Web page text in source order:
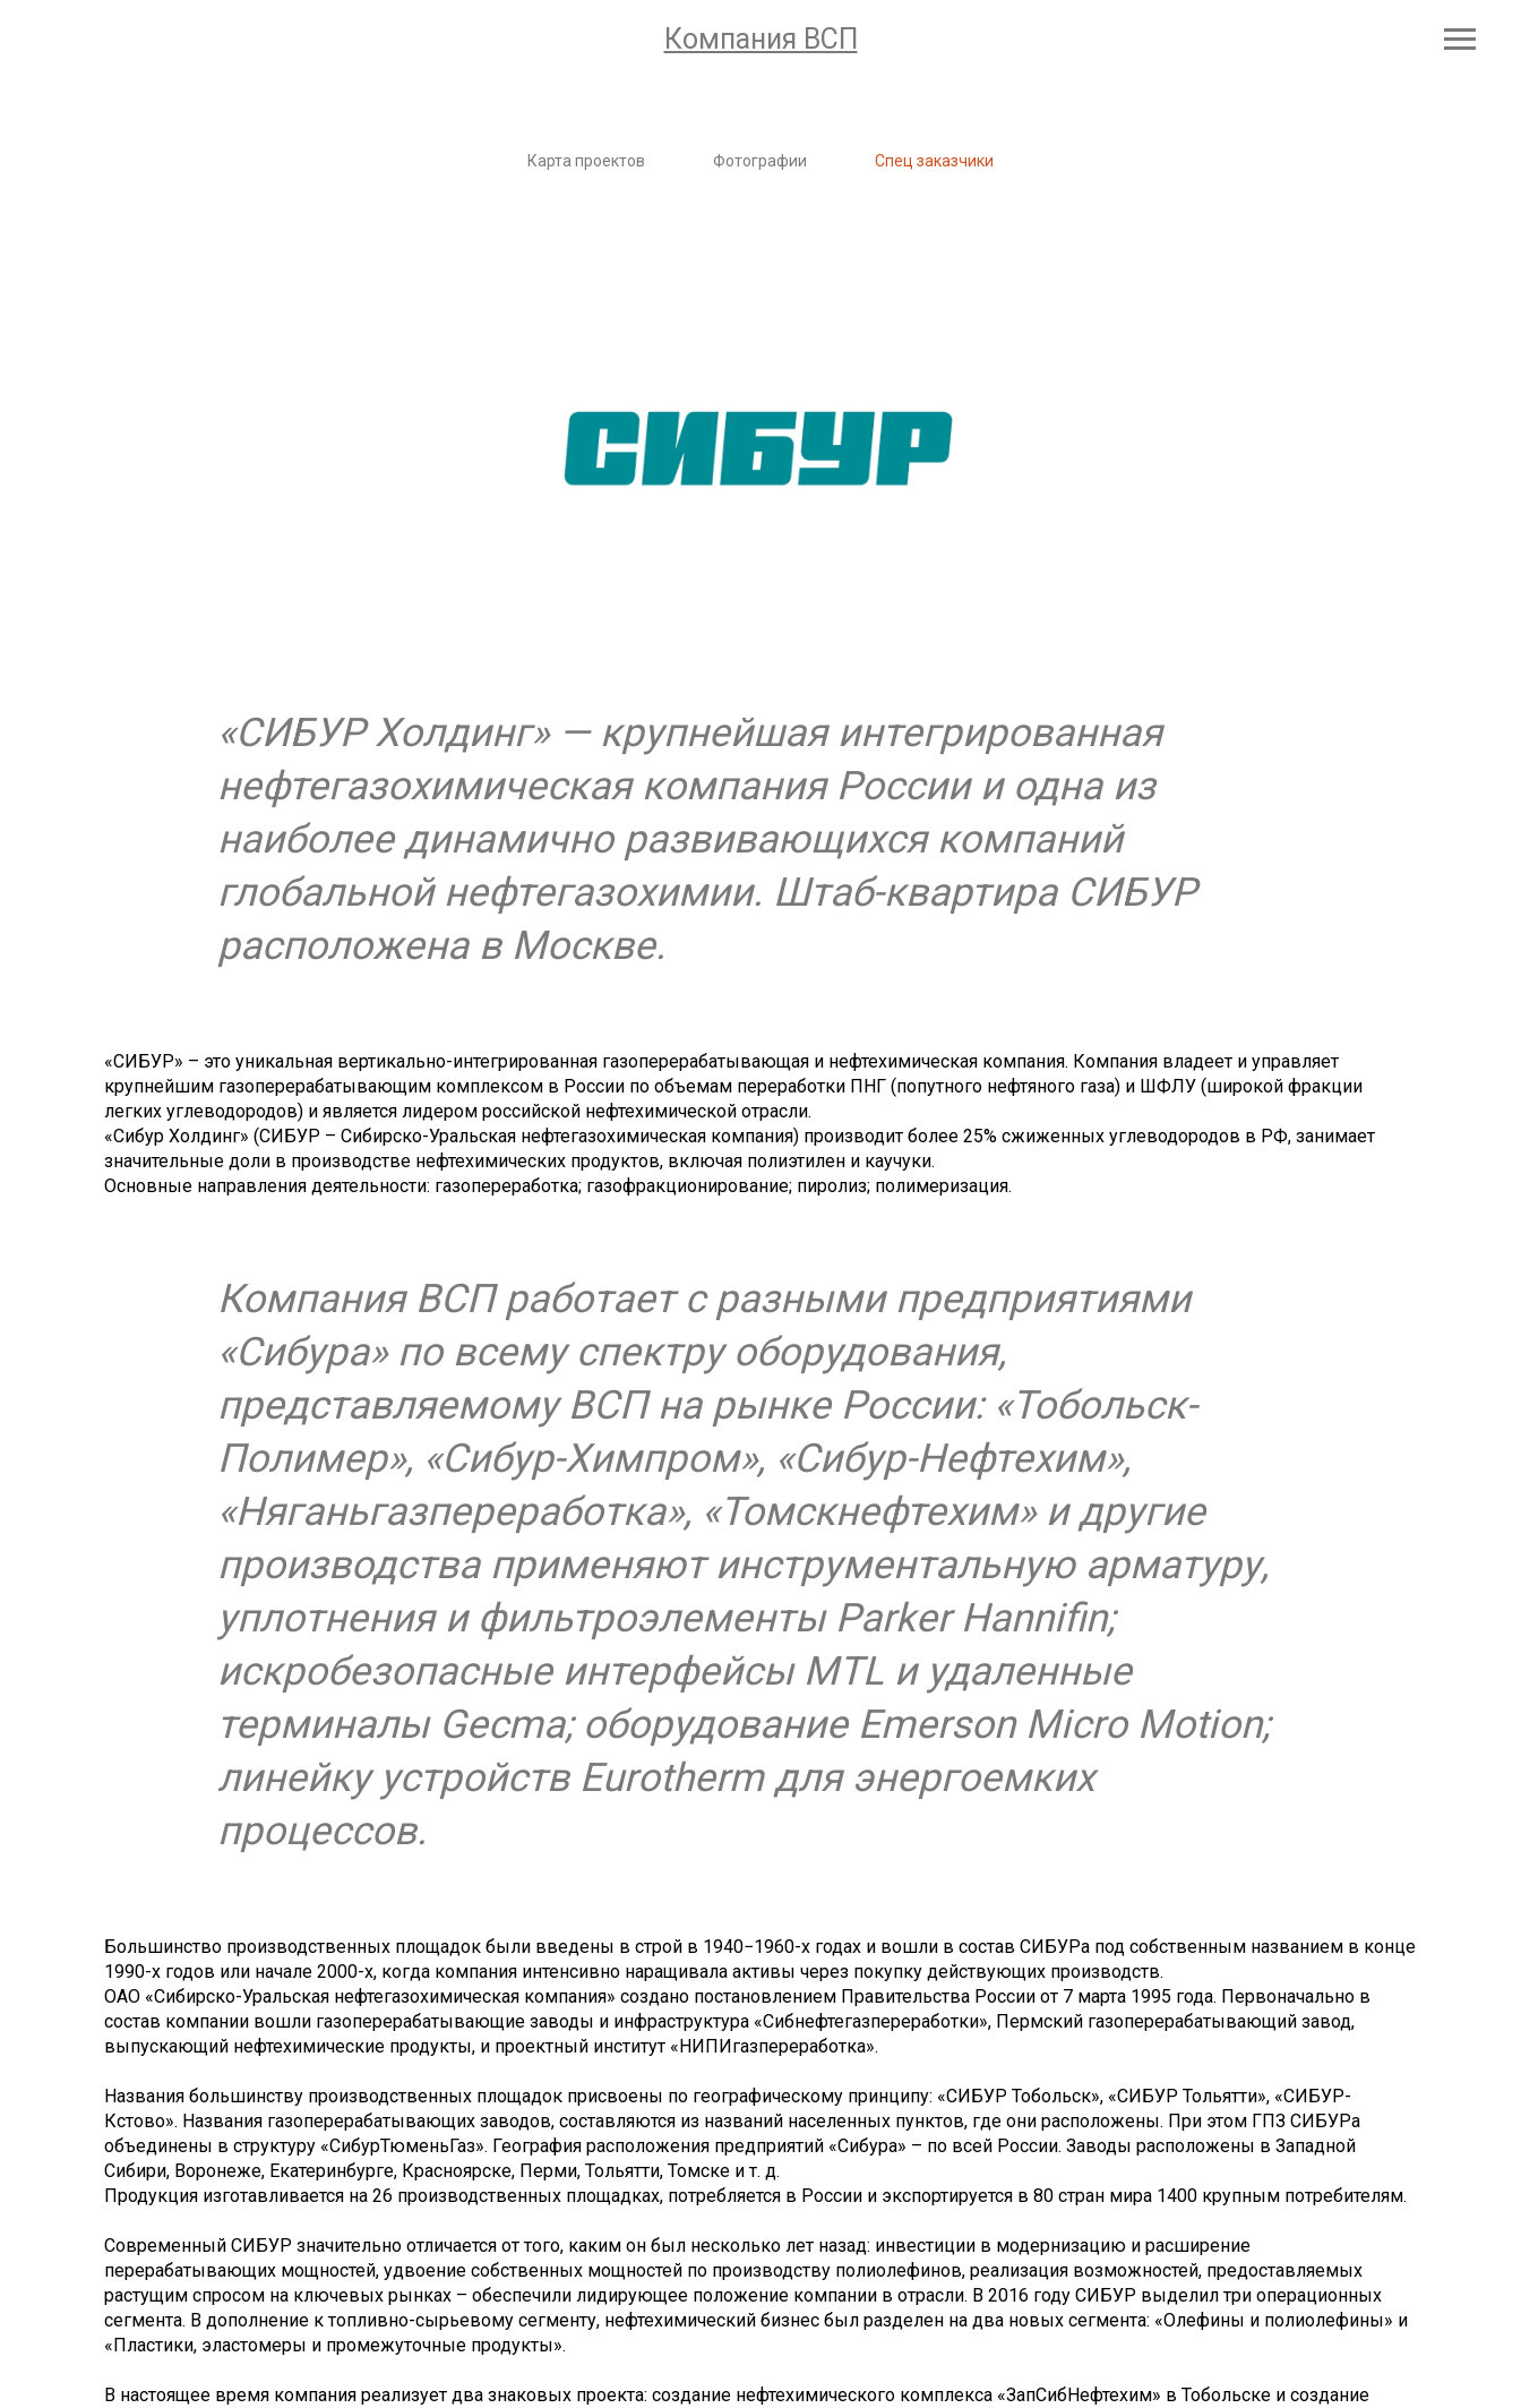
Компания ВСП
Карта проектов Фотографии Спец заказчики
«СИБУР Холдинг» — крупнейшая интегрированная
нефтегазохимическая компания России и одна из
наиболее динамично развивающихся компаний
глобальной нефтегазохимии. Штаб-квартира СИБУР
расположена в Москве.
«СИБУР» – это уникальная вертикально-интегрированная газоперерабатывающая и нефтехимическая компания. Компания владеет и управляет
крупнейшим газоперерабатывающим комплексом в России по объемам переработки ПНГ (попутного нефтяного газа) и ШФЛУ (широкой фракции
легких углеводородов) и является лидером российской нефтехимической отрасли.
«Сибур Холдинг» (СИБУР – Сибирско-Уральская нефтегазохимическая компания) производит более 25% сжиженных углеводородов в РФ, занимает
значительные доли в производстве нефтехимических продуктов, включая полиэтилен и каучуки.
Основные направления деятельности: газопереработка; газофракционирование; пиролиз; полимеризация.
Компания ВСП работает с разными предприятиями
«Сибура» по всему спектру оборудования,
представляемому ВСП на рынке России: «Тобольск-
Полимер», «Сибур-Химпром», «Сибур-Нефтехим»,
«Няганьгазпереработка», «Томскнефтехим» и другие
производства применяют инструментальную арматуру,
уплотнения и фильтроэлементы Parker Hannifin;
искробезопасные интерфейсы MTL и удаленные
терминалы Gecma; оборудование Emerson Micro Motion;
линейку устройств Eurotherm для энергоемких
процессов.
Большинство производственных площадок были введены в строй в 1940−1960-х годах и вошли в состав СИБУРа под собственным названием в конце
1990-х годов или начале 2000-х, когда компания интенсивно наращивала активы через покупку действующих производств.
ОАО «Сибирско-Уральская нефтегазохимическая компания» создано постановлением Правительства России от 7 марта 1995 года. Первоначально в
состав компании вошли газоперерабатывающие заводы и инфраструктура «Сибнефтегазпереработки», Пермский газоперерабатывающий завод,
выпускающий нефтехимические продукты, и проектный институт «НИПИгазпереработка».
Названия большинству производственных площадок присвоены по географическому принципу: «СИБУР Тобольск», «СИБУР Тольятти», «СИБУР-
Кстово». Названия газоперерабатывающих заводов, составляются из названий населенных пунктов, где они расположены. При этом ГПЗ СИБУРа
объединены в структуру «СибурТюменьГаз». География расположения предприятий «Сибура» – по всей России. Заводы расположены в Западной
Сибири, Воронеже, Екатеринбурге, Красноярске, Перми, Тольятти, Томске и т. д.
Продукция изготавливается на 26 производственных площадках, потребляется в России и экспортируется в 80 стран мира 1400 крупным потребителям.
Современный СИБУР значительно отличается от того, каким он был несколько лет назад: инвестиции в модернизацию и расширение
перерабатывающих мощностей, удвоение собственных мощностей по производству полиолефинов, реализация возможностей, предоставляемых
растущим спросом на ключевых рынках – обеспечили лидирующее положение компании в отрасли. В 2016 году СИБУР выделил три операционных
сегмента. В дополнение к топливно-сырьевому сегменту, нефтехимический бизнес был разделен на два новых сегмента: «Олефины и полиолефины» и
«Пластики, эластомеры и промежуточные продукты».
В настоящее время компания реализует два знаковых проекта: создание нефтехимического комплекса «ЗапСибНефтехим» в Тобольске и создание